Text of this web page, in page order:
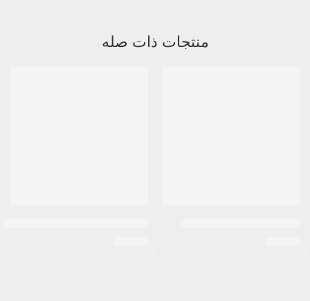
منتجات ذات صله